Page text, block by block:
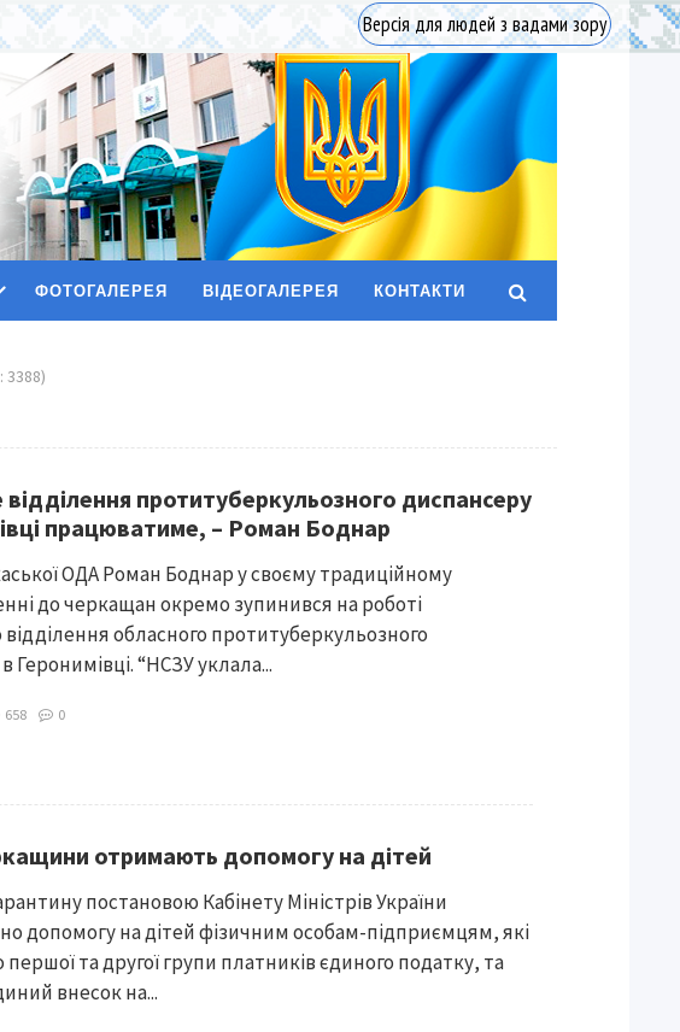
Версія для людей з вадами зору
ФОТОГАЛЕРЕЯ ВІДЕОГАЛЕРЕЯ КОНТАКТИ
3388)
відділення протитуберкульозного диспансеру
працюватиме, – Роман Боднар
ОДА Роман Боднар у своєму традиційному
до черкащан окремо зупинився на роботі
відділення обласного протитуберкульозного
Геронимівці. “НСЗУ уклала...
658 0
отримають допомогу на дітей
постановою Кабінету Міністрів України
допомогу на дітей фізичним особам-підприємцям, які
та другої групи платників єдиного податку, та
внесок на...